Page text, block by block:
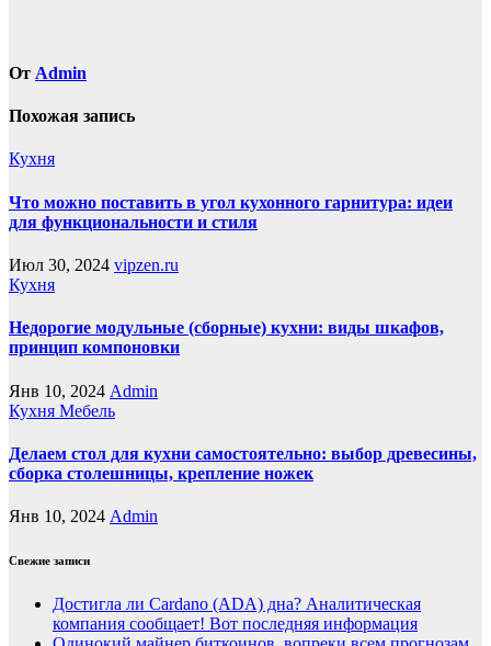
От Admin
Похожая запись
Кухня
Что можно поставить в угол кухонного гарнитура: идеи
для функциональности и стиля
Июл 30, 2024 vipzen.ru
Кухня
Недорогие модульные (сборные) кухни: виды шкафов,
принцип компоновки
Янв 10, 2024 Admin
Кухня Мебель
Делаем стол для кухни самостоятельно: выбор древесины,
сборка столешницы, крепление ножек
Янв 10, 2024 Admin
Свежие записи
Достигла ли Cardano (ADA) дна? Аналитическая
компания сообщает! Вот последняя информация